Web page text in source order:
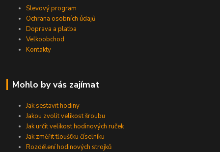
Slevový program
Ochrana osobních údajů
Doprava a platba
Velkoobchod
Kontakty
Mohlo by vás zajímat
Jak sestavit hodiny
Jakou zvolit velikost šroubu
Jak určit velikost hodinových ruček
Jak změřit tloušťku číselníku
Rozdělení hodinových strojků